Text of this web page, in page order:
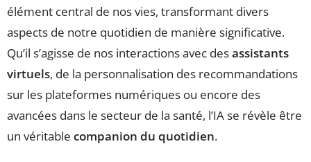
élément central de nos vies, transformant divers
aspects de notre quotidien de manière significative.
Qu’il s’agisse de nos interactions avec desassistants
virtuels, de la personnalisation des recommandations
sur les plateformes numériques ou encore des
avancées dans le secteur de la santé, l’IA se révèle être
un véritable companion du quotidien.